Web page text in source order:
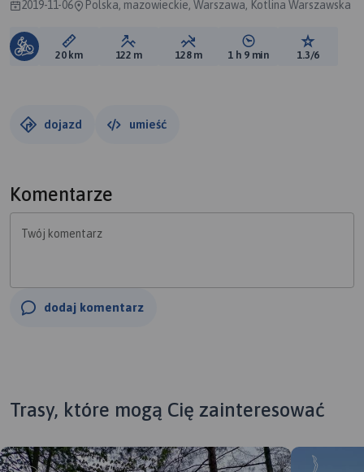
2019-11-06 Polska, mazowieckie, Warszawa, Kotlina Warszawska
Długość trasy:
20 km Suma przewyższeń:
122 m Suma spadków:
128 m Średni czas potrzebny
1 h 9 min Ocena
1.3/6
dojazd umieść
Komentarze
Twój komentarz
dodaj komentarz
Trasy, które mogą Cię zainteresować